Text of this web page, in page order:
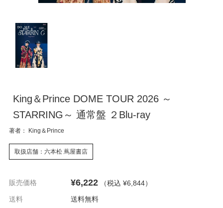
King＆Prince DOME TOUR 2026 ～
STARRING～ 通常盤 ２Blu-ray
著者： King＆Prince
取扱店舗：六本松 蔦屋書店
販売価格 ¥6,222 （税込 ¥6,844）
送料
送料無料